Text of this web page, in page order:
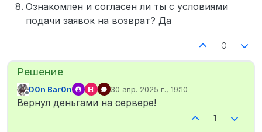
Ознакомлен и согласен ли ты с условиями
подачи заявок на возврат? Да
0
Не в сети
D0n Bar0n 30 апр. 2025 г., 19:10
отредактировано
Вернул деньгами на сервере!
1